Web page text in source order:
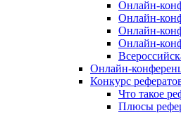
Онлайн-
Онлайн-
Онлайн-
Онлайн-
Онлайн-
Конкурс
Что такое
Плюсы